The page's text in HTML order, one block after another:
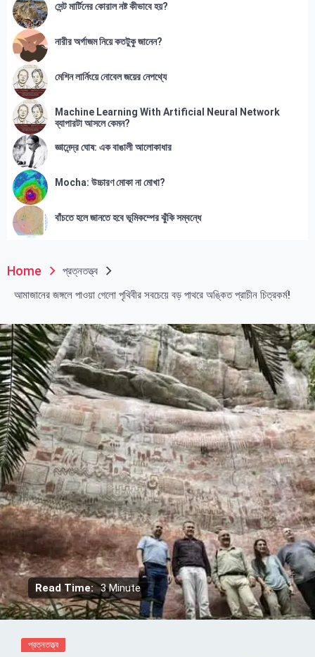
সেন্ট মার্টিনের কোরাল নষ্ট কীভাবে হয়?
নারীর অর্গাজম নিয়ে কতটুকু জানেন?
মেশিন লার্নিংয়ে নোবেল জয়ের নেপথ্যে
Machine Learning With Artificial Neural Network
ব্যাপারটা আসলে কেমন?
জ্ঞানেন্দ্র ঘোষ: এক বাঙালী আলোকাধার
Mocha: উচ্চারণ মোকা না মোখা?
বাঁচতে হলে জানতে হবে ভূমিকম্পের ঝুঁকি সম্বন্ধে
Home
প্রত্নতত্ত্ব
আমাজানের জঙ্গলে পাওয়া গেলো পৃথিবীর সবচেয়ে বড় পাথরে অঙ্কিত প্রাচীন চিত্রকর্ম!
Read Time: 3 Minute
প্রত্নতত্ত্ব